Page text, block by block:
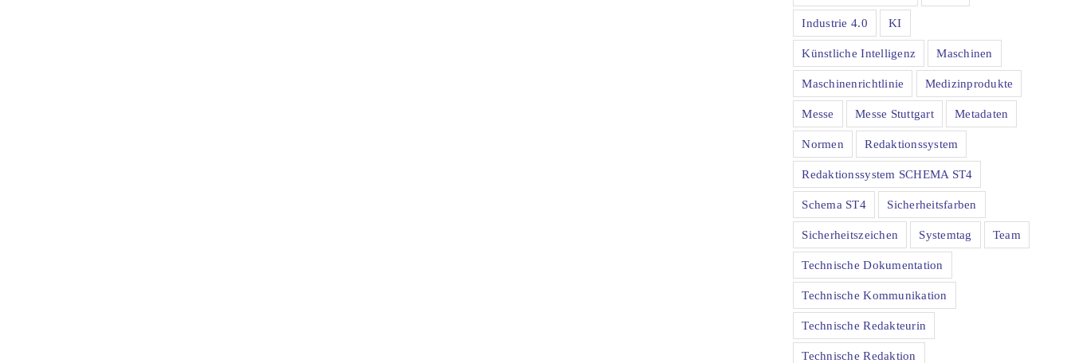
Industrie 4.0 KI
Künstliche Intelligenz Maschinen
Maschinenrichtlinie Medizinprodukte
Messe Messe Stuttgart Metadaten
Normen Redaktionssystem
Redaktionssystem SCHEMA ST4
Schema ST4 Sicherheitsfarben
Sicherheitszeichen Systemtag Team
Technische Dokumentation
Technische Kommunikation
Technische Redakteurin
Technische Redaktion